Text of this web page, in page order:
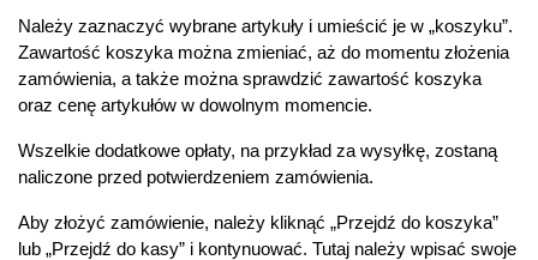
Należy zaznaczyć wybrane artykuły i umieścić je w „koszyku”.
Zawartość koszyka można zmieniać, aż do momentu złożenia
zamówienia, a także można sprawdzić zawartość koszyka
oraz cenę artykułów w dowolnym momencie.
Wszelkie dodatkowe opłaty, na przykład za wysyłkę, zostaną
naliczone przed potwierdzeniem zamówienia.
Aby złożyć zamówienie, należy kliknąć „Przejdź do koszyka”
lub „Przejdź do kasy” i kontynuować. Tutaj należy wpisać swoje